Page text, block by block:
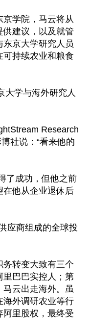
京学院，马云将从
建议，以及就管
京大学研究人员
持续农业和粮食
大学与海外研究人
Research
社说：“看来他的
了成功，但他之前
在他从企业退休后
应商组成的全球投
务转变大致有三个
里巴巴实控人；第
云出走海外。虽
海外调研农业等行
阿里股权，最终受